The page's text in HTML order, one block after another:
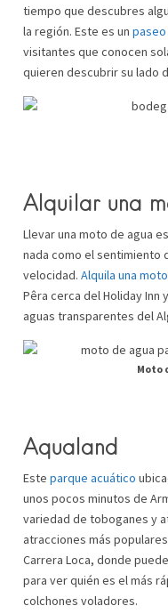
tiempo que descubres
la región. Este es un paseo
visitantes que conocen
quieren descubrir su lado
Alquilar una
Llevar una moto de agua
nada como el sentimiento
velocidad. Alquila una
Pêra cerca del Holiday Inn
aguas transparentes del
Moto
Aqualand
Este parque acuático
unos pocos minutos de
variedad de toboganes y
atracciones más
Carrera Loca, donde
para ver quién es el más
colchones voladores.